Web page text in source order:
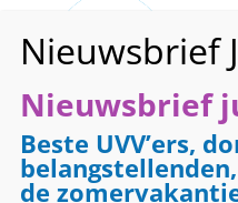
« Alle Evenementen
Nieuwsbrief
Beste UVV’ers,
de